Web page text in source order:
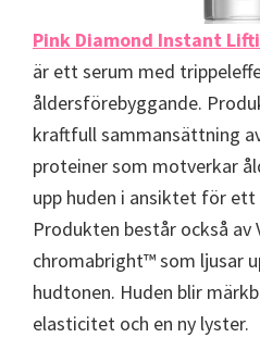
Pink Diamond Instant
är ett serum med
åldersförebyggande.
kraftfull sammansättning
proteiner som motverkar
upp huden i ansiktet för
Produkten består också av
chromabright™ som ljusar
hudtonen. Huden blir
elasticitet och en ny lyster.